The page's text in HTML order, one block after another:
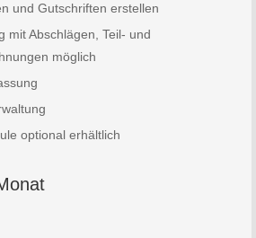
und Gutschriften erstellen
mit Abschlägen, Teil- und
möglich
optional erhältlich